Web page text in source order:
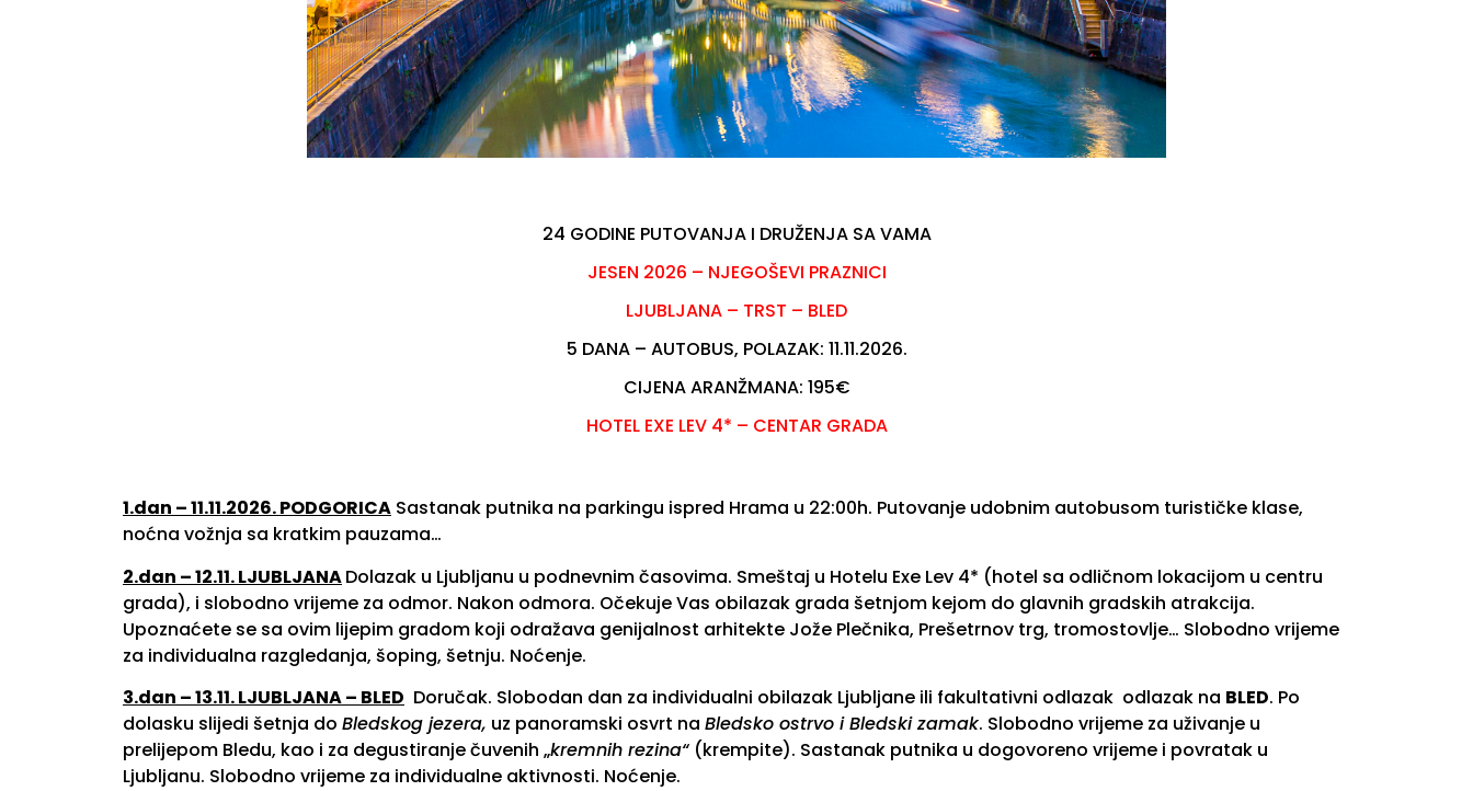
24 GODINE PUTOVANJA I DRUŽENJA SA VAMA
JESEN 2026 – NJEGOŠEVI PRAZNICI
LJUBLJANA – TRST – BLED
5 DANA – AUTOBUS, POLAZAK: 11.11.2026.
CIJENA ARANŽMANA: 195€
HOTEL EXE LEV 4* – CENTAR GRADA
1.dan – 11.11.2026. PODGORICA Sastanak putnika na parkingu ispred Hrama u 22:00h. Putovanje udobnim autobusom turističke klase,
noćna vožnja sa kratkim pauzama…
2.dan – 12.11. LJUBLJANADolazak u Ljubljanu u podnevnim časovima. Smeštaj u Hotelu Exe Lev 4* (hotel sa odličnom lokacijom u centru
grada), i slobodno vrijeme za odmor. Nakon odmora. Očekuje Vas obilazak grada šetnjom kejom do glavnih gradskih atrakcija.
Upoznaćete se sa ovim lijepim gradom koji odražava genijalnost arhitekte Jože Plečnika, Prešetrnov trg, tromostovlje… Slobodno vrijeme
za individualna razgledanja, šoping, šetnju. Noćenje.
3.dan – 13.11. LJUBLJANA – BLED Doručak. Slobodan dan za individualni obilazak Ljubljane ili fakultativni odlazak odlazak na BLED. Po
dolasku slijedi šetnja do Bledskog jezera, uz panoramski osvrt na Bledsko ostrvo i Bledski zamak. Slobodno vrijeme za uživanje u
prelijepom Bledu, kao i za degustiranje čuvenih „kremnih rezina“ (krempite). Sastanak putnika u dogovoreno vrijeme i povratak u
Ljubljanu. Slobodno vrijeme za individualne aktivnosti. Noćenje.